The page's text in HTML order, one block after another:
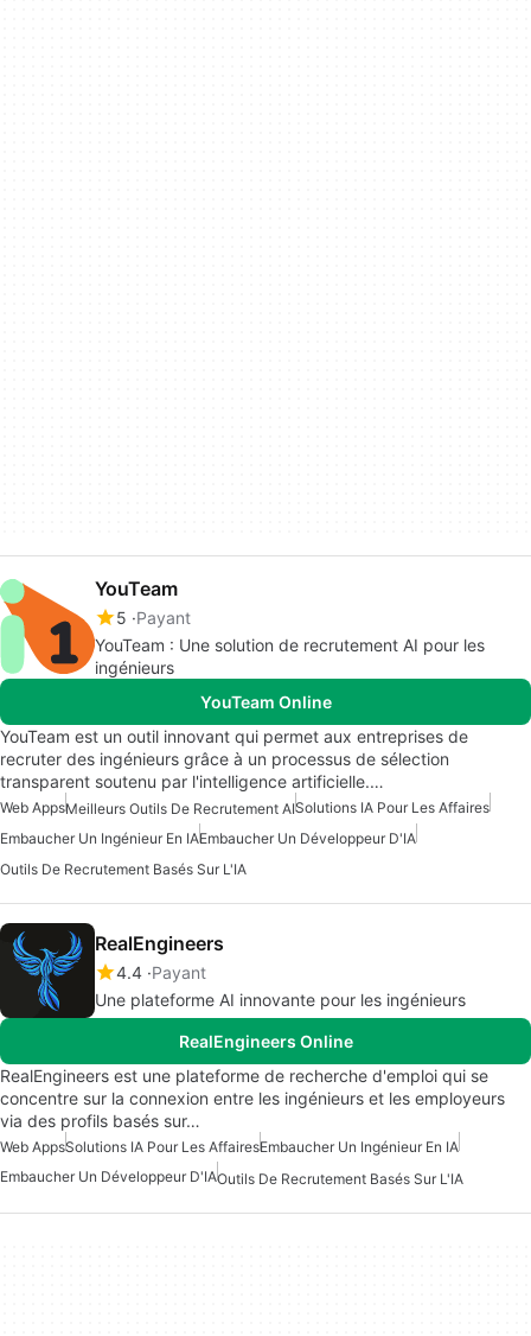
YouTeam
5 Payant
YouTeam : Une solution de recrutement AI pour les
ingénieurs
YouTeam Online
YouTeam est un outil innovant qui permet aux entreprises de
recruter des ingénieurs grâce à un processus de sélection
transparent soutenu par l'intelligence artificielle.…
Web AppsMeilleurs Outils De Recrutement AISolutions IA Pour Les Affaires
Embaucher Un Ingénieur En IAEmbaucher Un Développeur D'IA
Outils De Recrutement Basés Sur L'IA
RealEngineers
4.4 Payant
Une plateforme AI innovante pour les ingénieurs
RealEngineers Online
RealEngineers est une plateforme de recherche d'emploi qui se
concentre sur la connexion entre les ingénieurs et les employeurs
via des profils basés sur…
Web AppsSolutions IA Pour Les AffairesEmbaucher Un Ingénieur En IA
Embaucher Un Développeur D'IAOutils De Recrutement Basés Sur L'IA